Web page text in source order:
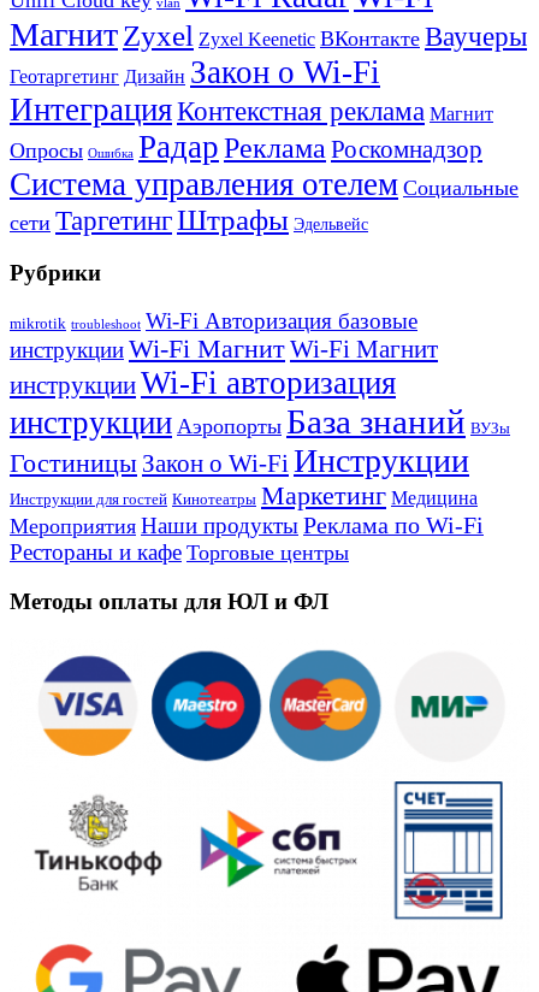
vlan
МагнитZyxel Zyxel Keenetic ВКонтакте Ваучеры
Геотаргетинг Дизайн Закон о Wi-Fi
ИнтеграцияКонтекстная реклама Магнит
Опросы Ошибка РадарРеклама Роскомнадзор
Система управления отелем Социальные
сети ТаргетингШтрафы Эдельвейс
Рубрики
mikrotik troubleshoot Wi-Fi Авторизация базовые
инструкцииWi-Fi МагнитWi-Fi Магнит
инструкцииWi-Fi авторизация
инструкции Аэропорты База знаний ВУЗы
Гостиницы Закон о Wi-FiИнструкции
Инструкции для гостей Кинотеатры Маркетинг Медицина
Мероприятия Наши продуктыРеклама по Wi-Fi
Рестораны и кафе Торговые центры
Методы оплаты для ЮЛ и ФЛ